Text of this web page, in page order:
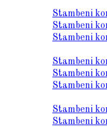
Stambeni
Stambeni
Stambeni
Stambeni
Stambeni
Stambeni
Stambeni
Stambeni